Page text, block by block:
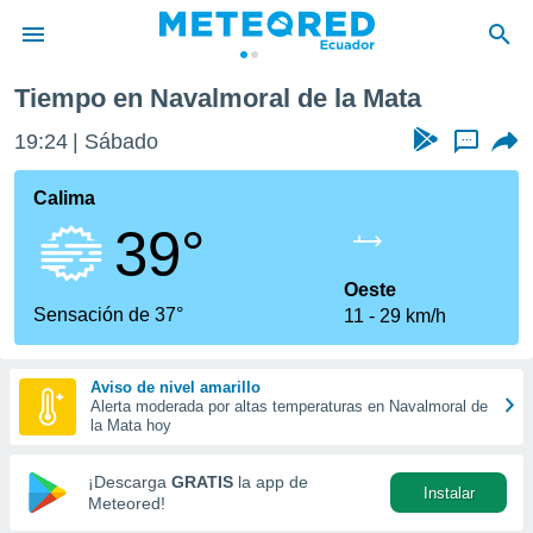
de
ha
calidad.
a este
las
y
forma
digital
basada
Tiempo en Navalmoral de la Mata
19:24 Sábado ...
Calima
39°
Sensación de 37°
Oeste
11
29 km/h
Aviso de nivel amarillo
Alerta moderada por altas temperaturas en Navalmoral de
la Mata hoy
¡Descarga GRATIS la app de
Meteored!
Instalar